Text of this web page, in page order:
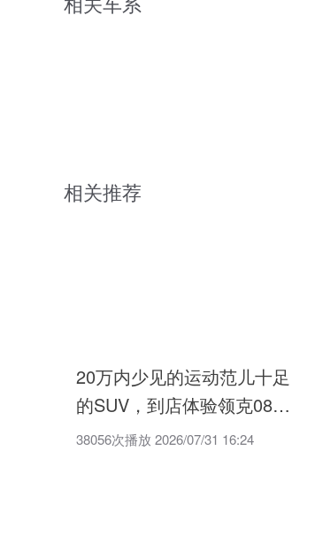
相关推荐
20万内少见的运动范儿十足
的SUV，到店体验领克08
EM-P
38056次播放 2026/07/31 16:24